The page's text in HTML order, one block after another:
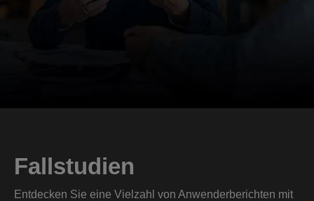
Fallstudien
Entdecken Sie eine Vielzahl von Anwenderberichten mit